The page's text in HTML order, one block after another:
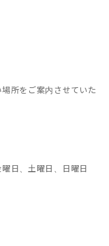
所をご案内させていた
曜日、土曜日、日曜日